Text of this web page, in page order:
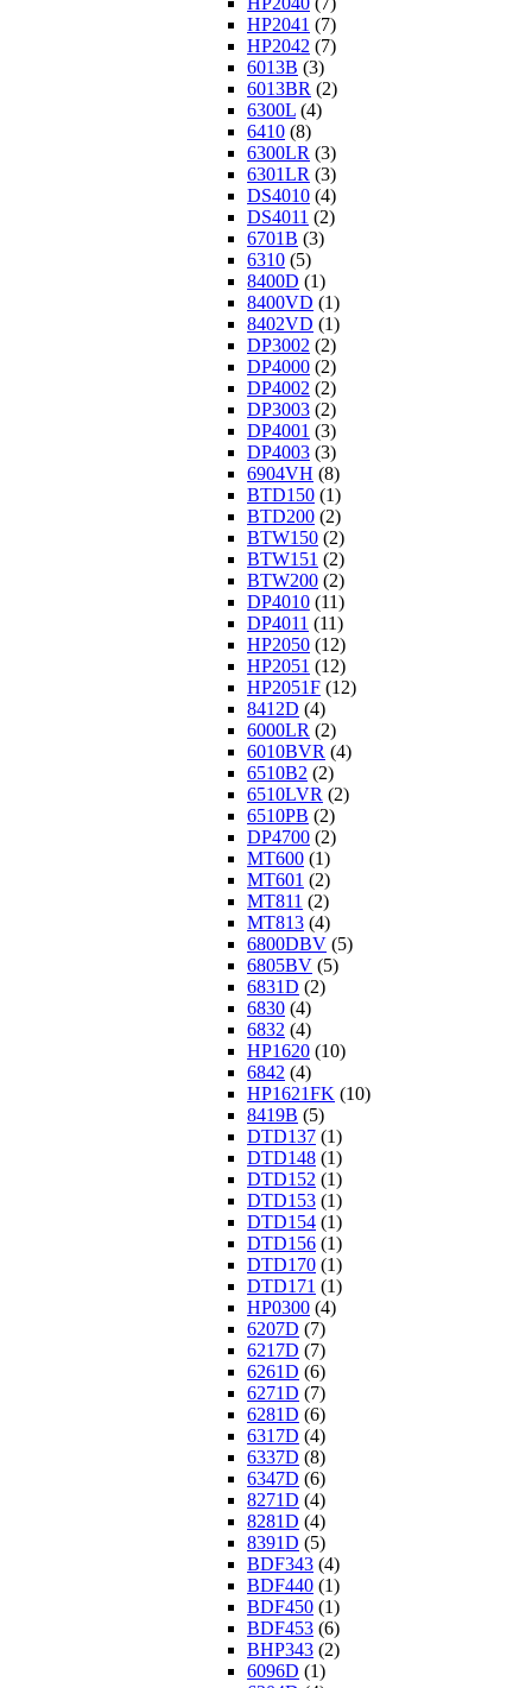
HP2041 (7)
HP2042 (7)
6013B (3)
6013BR (2)
6300L (4)
6410 (8)
6300LR (3)
6301LR (3)
DS4010 (4)
DS4011 (2)
6701B (3)
6310 (5)
8400D (1)
8400VD (1)
8402VD (1)
DP3002 (2)
DP4000 (2)
DP4002 (2)
DP3003 (2)
DP4001 (3)
DP4003 (3)
6904VH (8)
BTD150 (1)
BTD200 (2)
BTW150 (2)
BTW151 (2)
BTW200 (2)
DP4010 (11)
DP4011 (11)
HP2050 (12)
HP2051 (12)
HP2051F (12)
8412D (4)
6000LR (2)
6010BVR (4)
6510B2 (2)
6510LVR (2)
6510PB (2)
DP4700 (2)
MT600 (1)
MT601 (2)
MT811 (2)
MT813 (4)
6800DBV (5)
6805BV (5)
6831D (2)
6830 (4)
6832 (4)
HP1620 (10)
6842 (4)
HP1621FK (10)
8419B (5)
DTD137 (1)
DTD148 (1)
DTD152 (1)
DTD153 (1)
DTD154 (1)
DTD156 (1)
DTD170 (1)
DTD171 (1)
HP0300 (4)
6207D (7)
6217D (7)
6261D (6)
6271D (7)
6281D (6)
6317D (4)
6337D (8)
6347D (6)
8271D (4)
8281D (4)
8391D (5)
BDF343 (4)
BDF440 (1)
BDF450 (1)
BDF453 (6)
BHP343 (2)
6096D (1)